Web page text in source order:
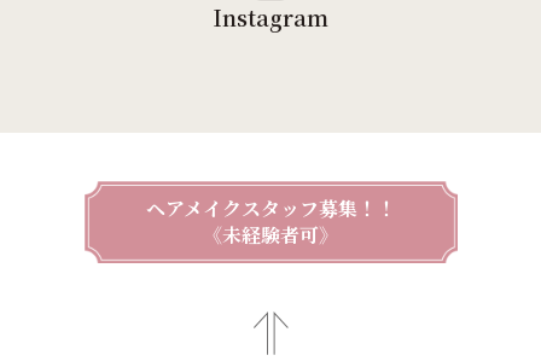
Instagram
ヘアメイクスタッフ募集！！
《未経験者可》